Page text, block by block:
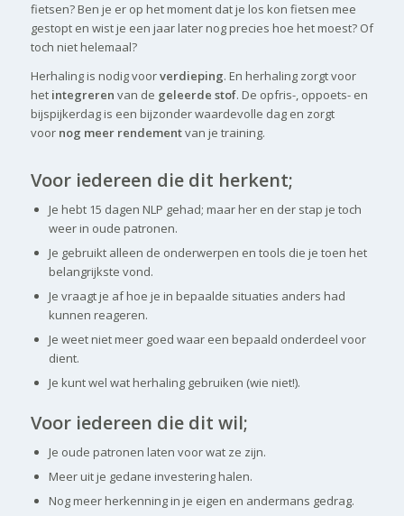
fietsen? Ben je er op het moment dat je los kon fietsen mee
gestopt en wist je een jaar later nog precies hoe het moest? Of
toch niet helemaal?
Herhaling is nodig voorverdieping. En herhaling zorgt voor
het integreren van de geleerde stof. De opfris-, oppoets- en
bijspijkerdag is een bijzonder waardevolle dag en zorgt
voor nog meer rendementvan je training.
Voor iedereen die dit herkent;
Je hebt 15 dagen NLP gehad; maar her en der stap je toch
weer in oude patronen.
Je gebruikt alleen de onderwerpen en tools die je toen het
belangrijkste vond.
Je vraagt je af hoe je in bepaalde situaties anders had
kunnen reageren.
Je weet niet meer goed waar een bepaald onderdeel voor
dient.
Je kunt wel wat herhaling gebruiken (wie niet!).
Voor iedereen die dit wil;
Je oude patronen laten voor wat ze zijn.
Meer uit je gedane investering halen.
Nog meer herkenning in je eigen en andermans gedrag.